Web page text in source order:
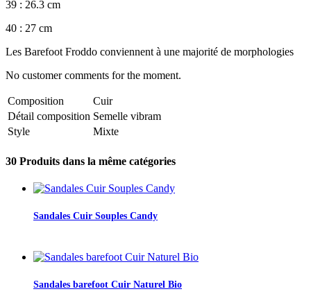
39 : 26.3 cm
40 : 27 cm
Les Barefoot Froddo conviennent à une majorité de morphologies
No customer comments for the moment.
Composition
Cuir
Détail composition Semelle vibram
Style
Mixte
30 Produits dans la même catégories
Sandales Cuir Souples Candy
Sandales barefoot Cuir Naturel Bio